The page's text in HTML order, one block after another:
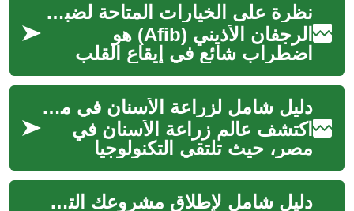
نظرة على الخيارات المتاحة لضبط النبض
الرجفان الأذيني (Afib) هو
اضطراب شائع في إيقاع القلب
يتسم بنبضات قلب سريعة وغير
منتظمة، مما يزيد من خطر الإصابة
بالسك...
دليل شامل لزراعة الأسنان في مصر: ابتسامة جديدة بتقنيات حديثة
اكتشف عالم زراعة الأسنان في
مصر، حيث تلتقي التكنولوجيا
المتطورة مع الخبرة الطبية لمنحك
ابتسامة طبيعية ودائمة. تعرف
عل...
دليل شامل لإطلاق مشروعك التجاري في دبي بنجاح